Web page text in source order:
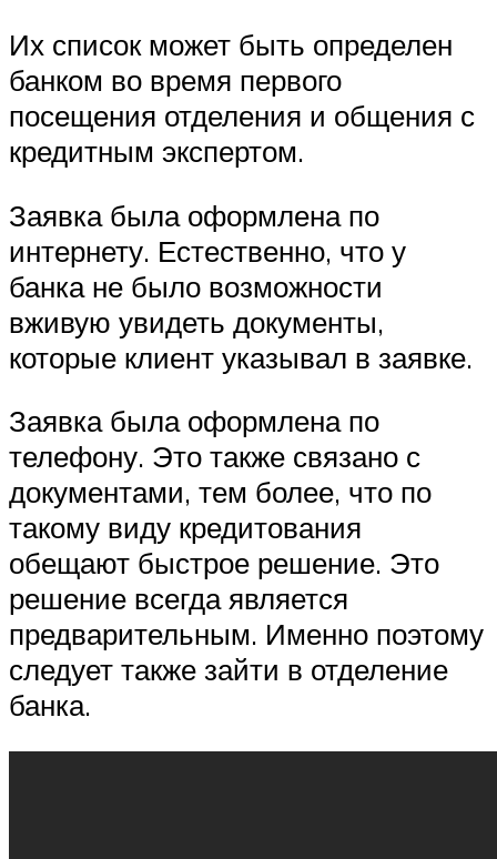
Их список может быть определен
банком во время первого
посещения отделения и общения с
кредитным экспертом.
Заявка была оформлена по
интернету. Естественно, что у
банка не было возможности
вживую увидеть документы,
которые клиент указывал в заявке.
Заявка была оформлена по
телефону. Это также связано с
документами, тем более, что по
такому виду кредитования
обещают быстрое решение. Это
решение всегда является
предварительным. Именно поэтому
следует также зайти в отделение
банка.